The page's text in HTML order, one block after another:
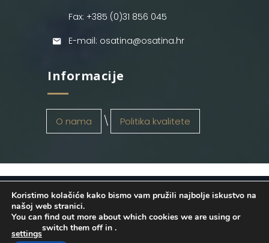
Fax: +385 (0)31 856 045
E-mail: osatina@osatina.hr
Informacije
O nama Politika kvalitete
OSATINA GRUPA d.o.o. 2026
. Configured
byINFOS Osijek. Sva prava pridržana.
Koristimo kolačiće kako bismo vam pružili najbolje iskustvo na
našoj web stranici.
You can find out more about which cookies we are using or
switch them off in
settings
.